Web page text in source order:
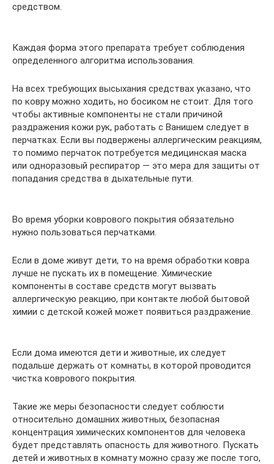
средством.
Каждая форма этого препарата требует соблюдения
определенного алгоритма использования.
На всех требующих высыхания средствах указано, что
по ковру можно ходить, но босиком не стоит. Для того
чтобы активные компоненты не стали причиной
раздражения кожи рук, работать с Ванишем следует в
перчатках. Если вы подвержены аллергическим реакциям,
то помимо перчаток потребуется медицинская маска
или одноразовый респиратор — это мера для защиты от
попадания средства в дыхательные пути.
Во время уборки коврового покрытия обязательно
нужно пользоваться перчатками.
Если в доме живут дети, то на время обработки ковра
лучше не пускать их в помещение. Химические
компоненты в составе средств могут вызвать
аллергическую реакцию, при контакте любой бытовой
химии с детской кожей может появиться раздражение.
Если дома имеются дети и животные, их следует
подальше держать от комнаты, в которой проводится
чистка коврового покрытия.
Такие же меры безопасности следует соблюсти
относительно домашних животных, безопасная
концентрация химических компонентов для человека
будет представлять опасность для животного. Пускать
детей и животных в комнату можно сразу же после того,